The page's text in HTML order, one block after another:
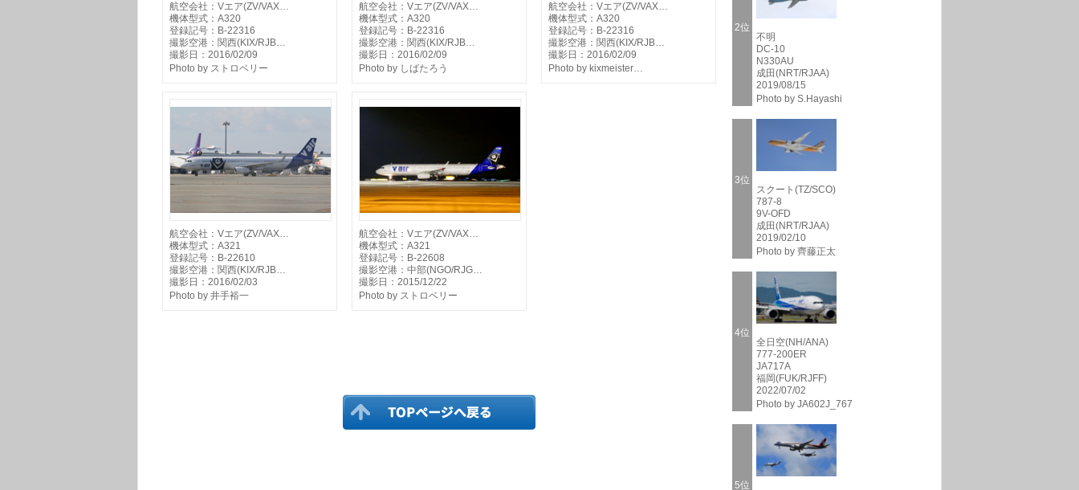
航空会社：Vエア(ZV/VAX…
機体型式：A320
登録記号：B-22316
撮影空港：関西(KIX/RJB…
撮影日：2016/02/09
Photo by ストロベリー
航空会社：Vエア(ZV/VAX…
機体型式：A320
登録記号：B-22316
撮影空港：関西(KIX/RJB…
撮影日：2016/02/09
Photo by しばたろう
航空会社：Vエア(ZV/VAX…
機体型式：A320
登録記号：B-22316
撮影空港：関西(KIX/RJB…
撮影日：2016/02/09
Photo by kixmeister…
航空会社：Vエア(ZV/VAX…
機体型式：A321
登録記号：B-22610
撮影空港：関西(KIX/RJB…
撮影日：2016/02/03
Photo by 井手裕一
航空会社：Vエア(ZV/VAX…
機体型式：A321
登録記号：B-22608
撮影空港：中部(NGO/RJG…
撮影日：2015/12/22
Photo by ストロベリー
2位
不明
DC-10
N330AU
成田(NRT/RJAA)
2019/08/15
Photo by S.Hayashi
3位
スクート(TZ/SCO)
787-8
9V-OFD
成田(NRT/RJAA)
2019/02/10
Photo by 齊藤正太
4位
全日空(NH/ANA)
777-200ER
JA717A
福岡(FUK/RJFF)
2022/07/02
Photo by JA602J_767
5位